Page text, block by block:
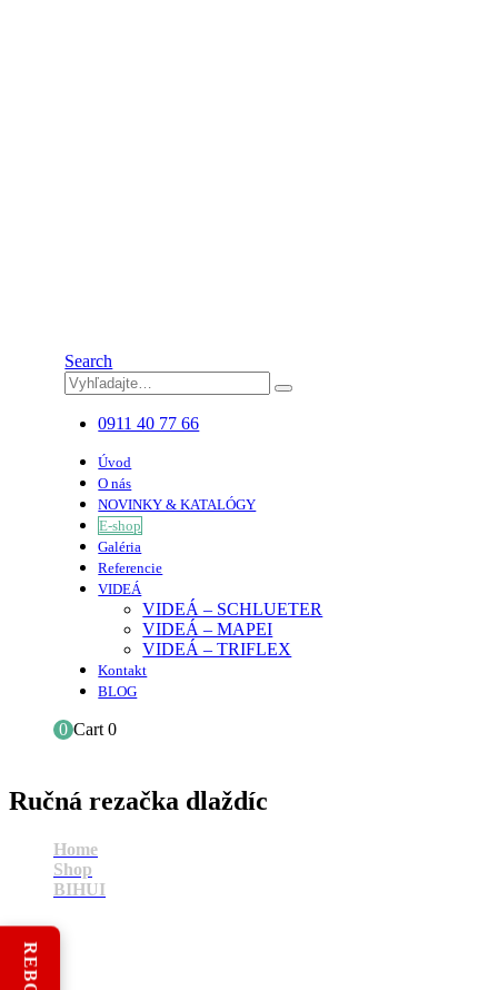
Search
0911 40 77 66
Úvod
O nás
NOVINKY & KATALÓGY
E-shop
Galéria
Referencie
VIDEÁ
VIDEÁ – SCHLUETER
VIDEÁ – MAPEI
VIDEÁ – TRIFLEX
Kontakt
BLOG
0 Cart0
Ručná rezačka dlaždíc
Home
Shop
BIHUI